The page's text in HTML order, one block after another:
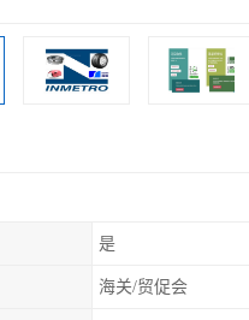
是
海关/贸促会